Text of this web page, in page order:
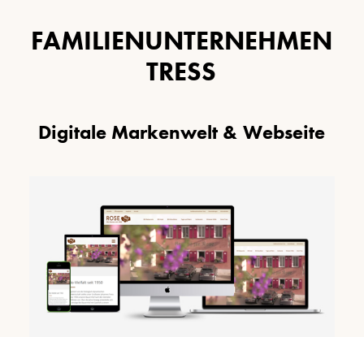
FAMILIENUNTERNEHMEN
TRESS
Digitale Markenwelt & Webseite